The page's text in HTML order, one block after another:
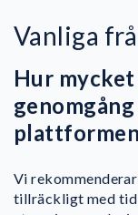
Vanliga
Hur
Vi
tillräckligt med tid